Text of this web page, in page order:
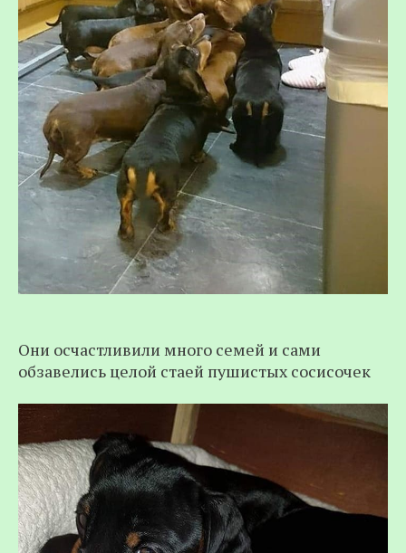
Они осчастливили много семей и сами
обзавелись целой стаей пушистых сосисочек